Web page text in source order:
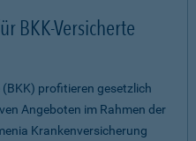
BKK-Versicherte
profitieren gesetzlich
Angeboten im Rahmen der
Krankenversicherung